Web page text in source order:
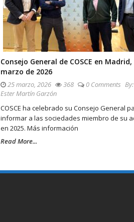
Consejo General de COSCE en Madrid,
marzo de 2026
25 marzo, 2026 368 0 Comments By:
Ester Martín Garzón
COSCE ha celebrado su Consejo General
informar a las sociedades miembro de su
en 2025. Más información
Read More...